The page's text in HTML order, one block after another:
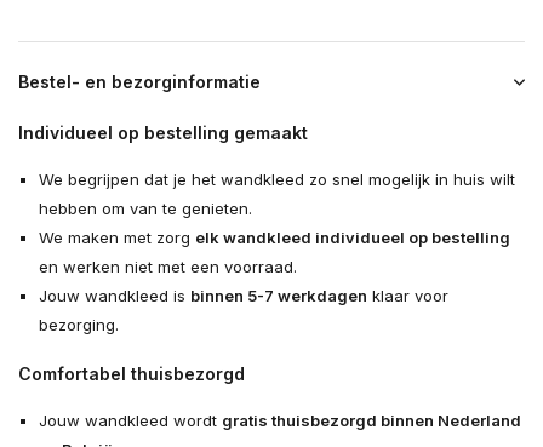
Bestel- en bezorginformatie
Individueel op bestelling gemaakt
We begrijpen dat je het wandkleed zo snel mogelijk in huis wilt
hebben om van te genieten.
We maken met zorg elk wandkleed individueel op bestelling
en werken niet met een voorraad.
Jouw wandkleed is binnen 5-7 werkdagen klaar voor
bezorging.
Comfortabel thuisbezorgd
Jouw wandkleed wordt gratis thuisbezorgd binnen Nederland